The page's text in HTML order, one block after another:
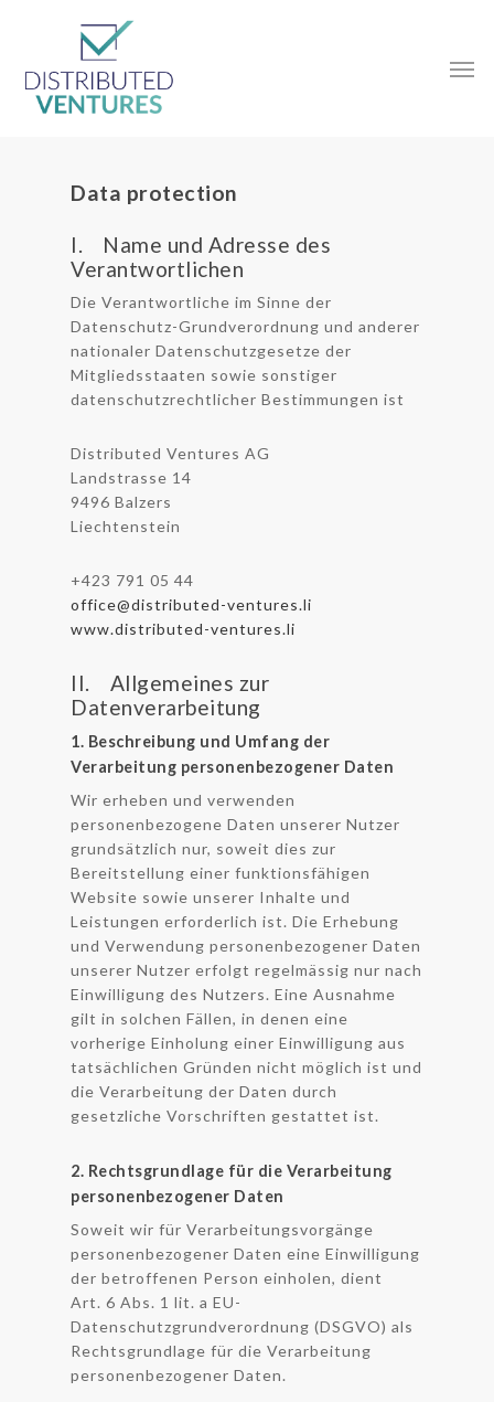
Data protection
I. Name und Adresse des
Verantwortlichen
Die Verantwortliche im Sinne der
Datenschutz-Grundverordnung und anderer
nationaler Datenschutzgesetze der
Mitgliedsstaaten sowie sonstiger
datenschutzrechtlicher Bestimmungen ist
Distributed Ventures AG
Landstrasse 14
9496 Balzers
Liechtenstein
+423 791 05 44
office@distributed-ventures.li
www.distributed-ventures.li
II. Allgemeines zur
Datenverarbeitung
1. Beschreibung und Umfang der
Verarbeitung personenbezogener Daten
Wir erheben und verwenden
personenbezogene Daten unserer Nutzer
grundsätzlich nur, soweit dies zur
Bereitstellung einer funktionsfähigen
Website sowie unserer Inhalte und
Leistungen erforderlich ist. Die Erhebung
und Verwendung personenbezogener Daten
unserer Nutzer erfolgt regelmässig nur nach
Einwilligung des Nutzers. Eine Ausnahme
gilt in solchen Fällen, in denen eine
vorherige Einholung einer Einwilligung aus
tatsächlichen Gründen nicht möglich ist und
die Verarbeitung der Daten durch
gesetzliche Vorschriften gestattet ist.
2. Rechtsgrundlage für die Verarbeitung
personenbezogener Daten
Soweit wir für Verarbeitungsvorgänge
personenbezogener Daten eine Einwilligung
der betroffenen Person einholen, dient
Art. 6 Abs. 1 lit. a EU-
Datenschutzgrundverordnung (DSGVO) als
Rechtsgrundlage für die Verarbeitung
personenbezogener Daten.